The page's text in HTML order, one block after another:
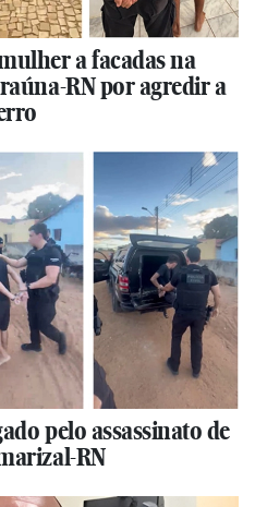
a facadas na
RN por agredir a
pelo assassinato de
RN